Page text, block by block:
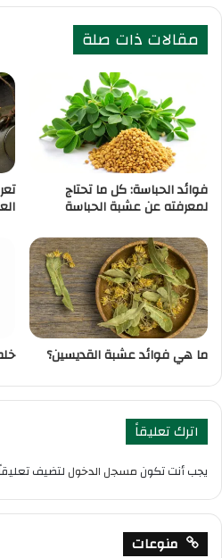
مقالات ذات صلة
فوائد الحباسة: كل ما تحتاج
لمعرفته عن عشبة الحباسة
ما هي فوائد عشبة القديسين؟
اترك تعليقاً
يجب أنت تكون مسجل الدخول لتضيف
منوعات